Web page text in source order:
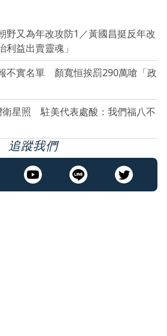
又為年改攻防1／黃國昌挺反年改
益出賣靈魂」
不實名單 顏寬恒挨罰290萬嗆「政
衛星照 駐美代表處酸：我們福八不
追蹤我們